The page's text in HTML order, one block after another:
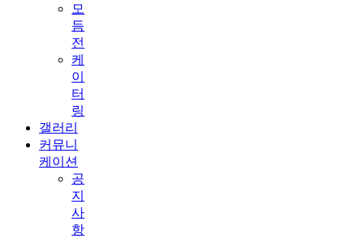
모
듬
전
케
이
터
링
갤러리
커뮤니
케이션
공
지
사
항